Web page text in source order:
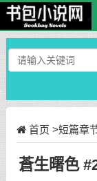
首页 >短篇章
蒼生曙色